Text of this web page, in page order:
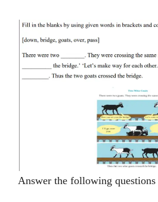
Answer the following